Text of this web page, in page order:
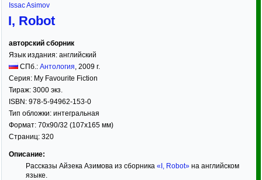
Issac Asimov
I, Robot
авторский сборник
Язык издания: английский
СПб.: Антология 2009 г.
Серия: My Favourite Fiction
Тираж: 3000 экз.
ISBN: 978-5-94962-153-0
Тип обложки: интегральная
Формат: 70x90/32 (107x165 мм)
Страниц: 320
Описание:
Рассказы Айзека Азимова из сборника «I, Robot»на английском
языке.